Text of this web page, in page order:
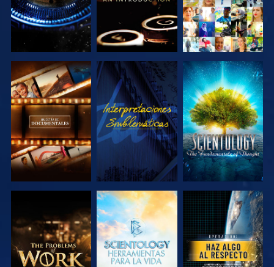
EXPLORA LAS
SERIES
VE
EXPLORA LAS
SERIES
EXPLORA LAS
SERIES
EXPLORA LAS
SERIES
VE